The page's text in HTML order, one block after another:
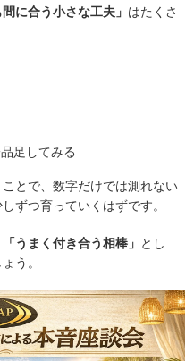
間に合う小さな工夫」 はたくさ
足してみる
とで、数字だけでは測れない
ずつ育っていくはずです。
「うまく付き合う相棒」 とし
う。